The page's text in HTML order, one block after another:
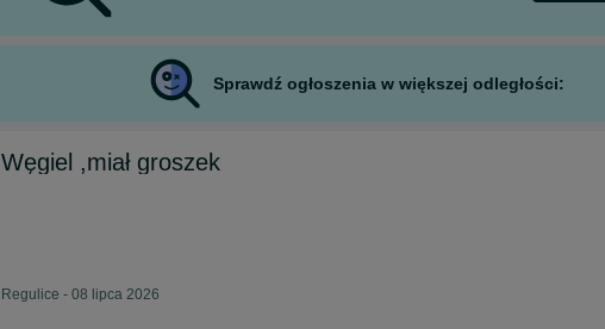
Sprawdź ogłoszenia w większej odległości:
Węgiel ,miał groszek
Regulice - 08 lipca 2026